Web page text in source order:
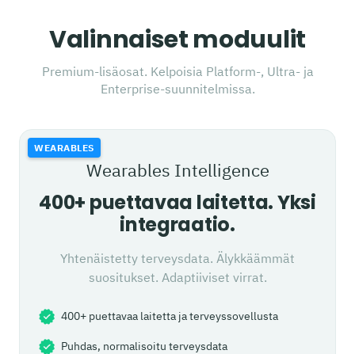
Valinnaiset moduulit
Premium-lisäosat. Kelpoisia Platform-, Ultra- ja
Enterprise-suunnitelmissa.
WEARABLES
Wearables Intelligence
400+ puettavaa laitetta. Yksi
integraatio.
Yhtenäistetty terveysdata. Älykkäämmät
suositukset. Adaptiiviset virrat.
400+ puettavaa laitetta ja terveyssovellusta
Puhdas, normalisoitu terveysdata